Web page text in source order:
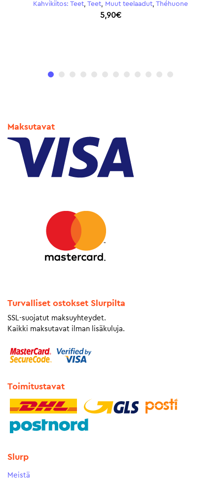
Muut teelaadut ,Théhuone Kahvikiitos: Teet
Maksutavat
Turvalliset ostokset Slurpilta
SSL-suojatut maksuyhteydet.
Kaikki maksutavat ilman lisäkuluja.
Toimitustavat
Slurp
Meistä